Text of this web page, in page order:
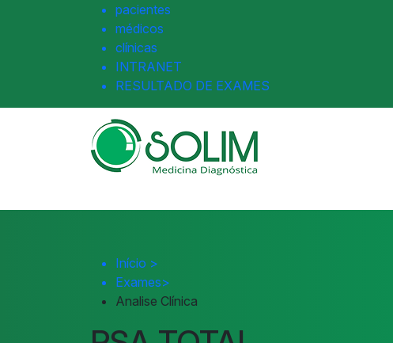
pacientes
médicos
clínicas
INTRANET
RESULTADO DE EXAMES
Início >
Exames>
Analise Clínica